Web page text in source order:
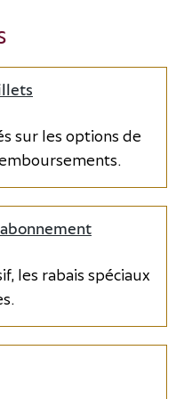
window
window
sur les options de
les rabais spéciaux